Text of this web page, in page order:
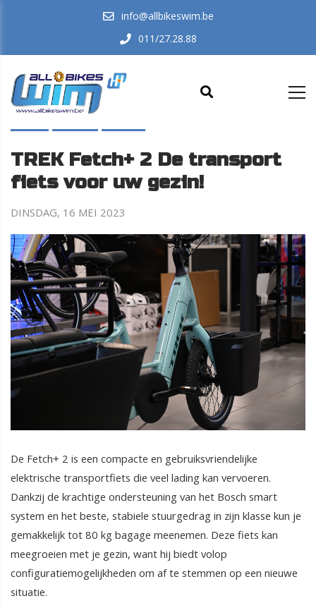
info@allbikeswim.be
011/27.28.88
TREK Fetch+ 2 De transport
fiets voor uw gezin!
DINSDAG, 16 MEI 2023
De Fetch+ 2 is een compacte en gebruiksvriendelijke
elektrische transportfiets die veel lading kan vervoeren.
Dankzij de krachtige ondersteuning van het Bosch smart
system en het beste, stabiele stuurgedrag in zijn klasse kun je
gemakkelijk tot 80 kg bagage meenemen. Deze fiets kan
meegroeien met je gezin, want hij biedt volop
configuratiemogelijkheden om af te stemmen op een nieuwe
situatie.